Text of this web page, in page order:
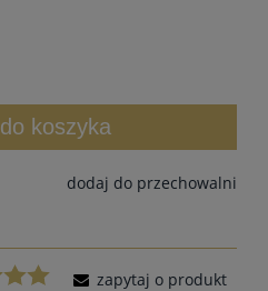
do koszyka
dodaj do przechowalni
zapytaj o produkt